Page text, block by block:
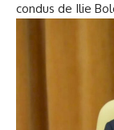
condus de Ilie